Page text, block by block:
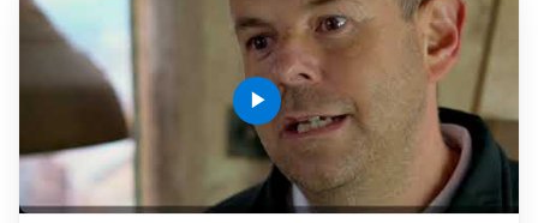
play_arrow